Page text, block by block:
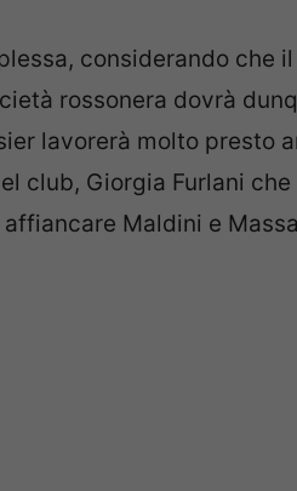
considerando che
rossonera dovrà
lavorerà molto presto
club, Giorgia Furlani
Maldini e